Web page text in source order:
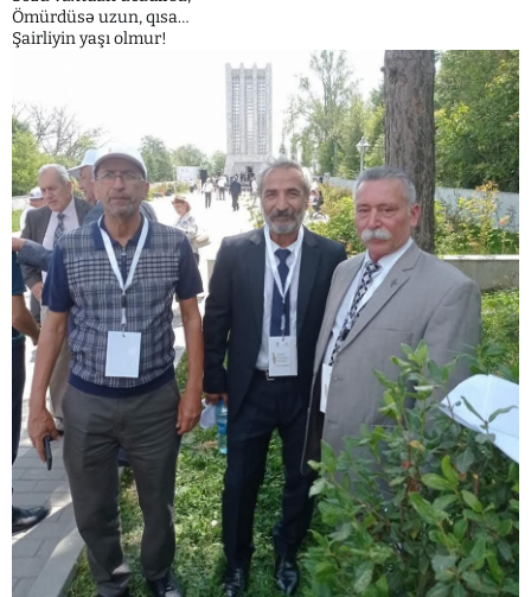
Ömürdüsə uzun, qısa…
Şairliyin yaşı olmur!